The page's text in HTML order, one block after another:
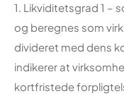
1. Likviditetsgrad 1 –
og beregnes som
divideret med dens
indikerer at
kortfristede